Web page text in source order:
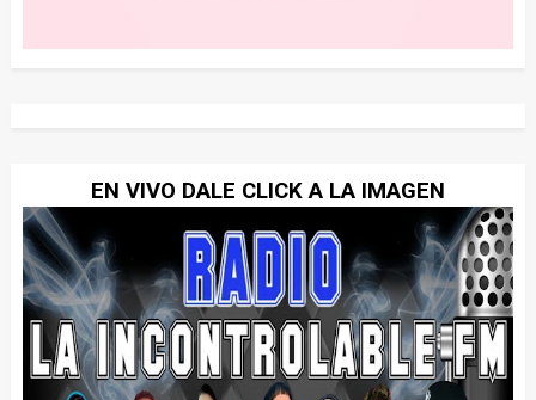
EN VIVO DALE CLICK A LA IMAGEN